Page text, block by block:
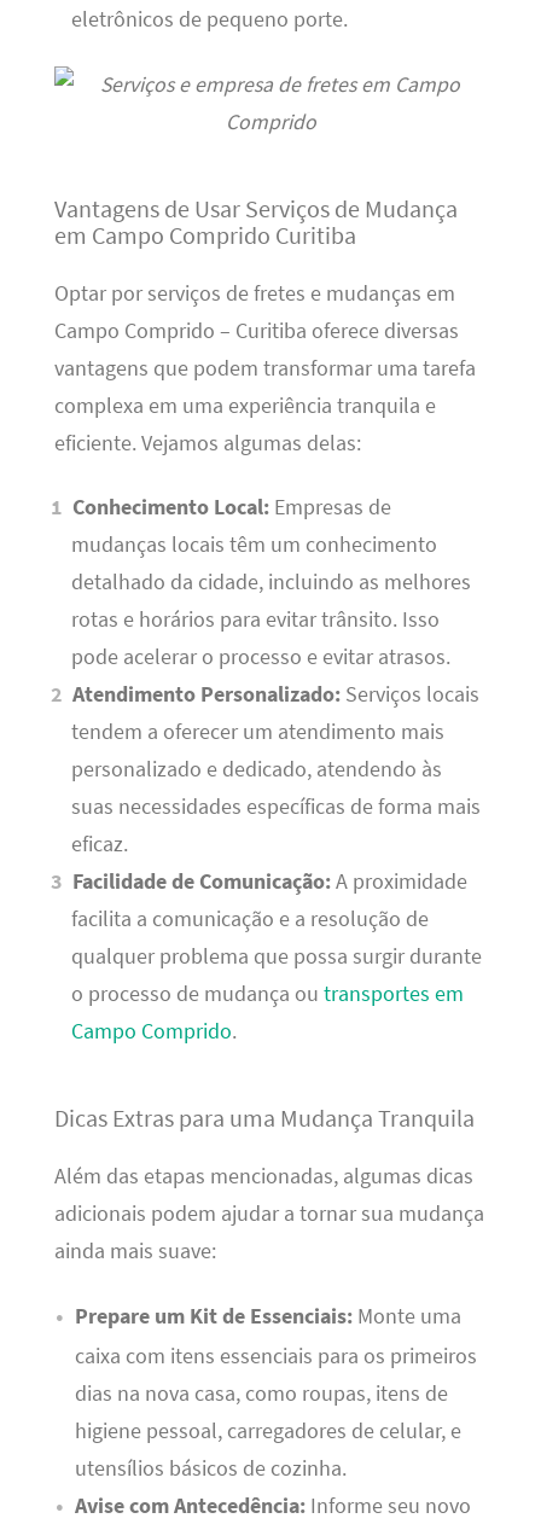
eletrônicos de pequeno porte.
Vantagens de Usar Serviços de Mudança
em Campo Comprido Curitiba
Optar por serviços de fretes e mudanças em
Campo Comprido – Curitiba oferece diversas
vantagens que podem transformar uma tarefa
complexa em uma experiência tranquila e
eficiente. Vejamos algumas delas:
Conhecimento Local: Empresas de
mudanças locais têm um conhecimento
detalhado da cidade, incluindo as melhores
rotas e horários para evitar trânsito. Isso
pode acelerar o processo e evitar atrasos.
Atendimento Personalizado: Serviços locais
tendem a oferecer um atendimento mais
personalizado e dedicado, atendendo às
suas necessidades específicas de forma mais
eficaz.
Facilidade de Comunicação:A proximidade
facilita a comunicação e a resolução de
qualquer problema que possa surgir durante
o processo de mudança ou transportes em
Campo Comprido.
Dicas Extras para uma Mudança Tranquila
Além das etapas mencionadas, algumas dicas
adicionais podem ajudar a tornar sua mudança
ainda mais suave:
Prepare um Kit de Essenciais:Monte uma
caixa com itens essenciais para os primeiros
dias na nova casa, como roupas, itens de
higiene pessoal, carregadores de celular, e
utensílios básicos de cozinha.
Avise com Antecedência:Informe seu novo